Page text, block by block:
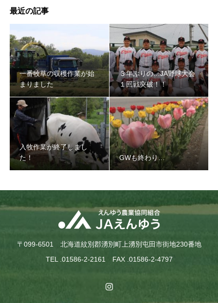
３年ぶりの…JA野球大会１回戦突破！！
最近の記事
一番牧草の収穫作業が始
まりました
３年ぶりの…JA野球大会
１回戦突破！！
入牧作業が終了しまし
た！
GWも終わり…
〒099-6501 北海道紋別郡湧別町上湧別屯田市街地230番地
TEL .01586-2-2161 FAX .01586-2-4797